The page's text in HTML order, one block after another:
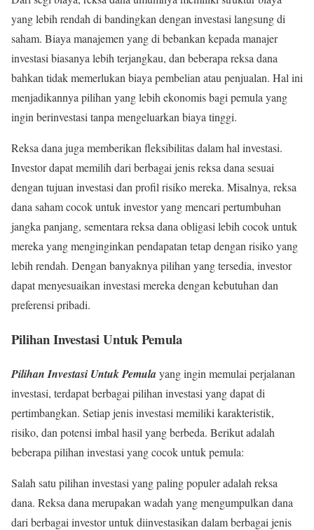
yang lebih rendah di bandingkan dengan investasi langsung di
saham. Biaya manajemen yang di bebankan kepada manajer
investasi biasanya lebih terjangkau, dan beberapa reksa dana
bahkan tidak memerlukan biaya pembelian atau penjualan. Hal ini
menjadikannya pilihan yang lebih ekonomis bagi pemula yang
ingin berinvestasi tanpa mengeluarkan biaya tinggi.
Reksa dana juga memberikan fleksibilitas dalam hal investasi.
Investor dapat memilih dari berbagai jenis reksa dana sesuai
dengan tujuan investasi dan profil risiko mereka. Misalnya, reksa
dana saham cocok untuk investor yang mencari pertumbuhan
jangka panjang, sementara reksa dana obligasi lebih cocok untuk
mereka yang menginginkan pendapatan tetap dengan risiko yang
lebih rendah. Dengan banyaknya pilihan yang tersedia, investor
dapat menyesuaikan investasi mereka dengan kebutuhan dan
preferensi pribadi.
Pilihan Investasi Untuk Pemula
Pilihan Investasi Untuk Pemulayang ingin memulai perjalanan
investasi, terdapat berbagai pilihan investasi yang dapat di
pertimbangkan. Setiap jenis investasi memiliki karakteristik,
risiko, dan potensi imbal hasil yang berbeda. Berikut adalah
beberapa pilihan investasi yang cocok untuk pemula:
Salah satu pilihan investasi yang paling populer adalah reksa
dana. Reksa dana merupakan wadah yang mengumpulkan dana
dari berbagai investor untuk diinvestasikan dalam berbagai jenis